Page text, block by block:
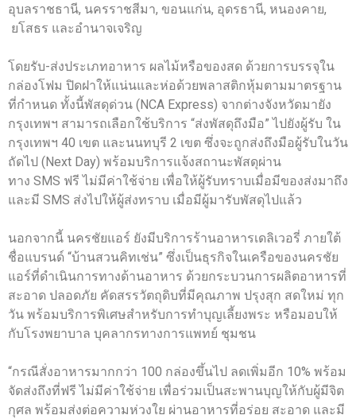
อุบลราชธานี, นครราชสีมา, ขอนแก่น, อุดรธานี, หนองคาย,
ยโสธร และอำนาจเจริญ
โดยรับ-ส่งประเภทอาหาร ผลไม้หรือของสด ด้วยการบรรจุใน
กล่องโฟม ปิดฝาให้แน่นและห่อด้วยพลาสติกหุ้มตามมาตรฐาน
ที่กำหนด ทั้งนี้พัสดุด่วน (NCA Express) จากต่างจังหวัดมายัง
กรุงเทพฯ สามารถเลือกใช้บริการ “ส่งพัสดุถึงมือ” ไปยังผู้รับ ใน
กรุงเทพฯ 40 เขต และนนทบุรี 2 เขต ซึ่งจะถูกส่งถึงมือผู้รับในวัน
ถัดไป (Next Day) พร้อมบริการแจ้งสถานะพัสดุผ่าน
ทาง SMS ฟรี ไม่มีค่าใช้จ่าย เพื่อให้ผู้รับทราบเมื่อมีของส่งมาถึง
และมี SMS ส่งไปให้ผู้ส่งทราบ เมื่อมีผู้มารับพัสดุไปแล้ว
นอกจากนี้ นครชัยแอร์ ยังมีบริการร้านอาหารเดลิเวอรี่ ภายใต้
ชื่อแบรนด์ “บ้านสวนคิทเช่น” ซึ่งเป็นธุรกิจในเครือของนครชัย
แอร์ที่ดำเนินการทางด้านอาหาร ด้วยกระบวนการผลิตอาหารที่
สะอาด ปลอดภัย คัดสรรวัตถุดิบที่มีคุณภาพ ปรุงสุก สดใหม่ ทุก
วัน พร้อมบริการพิเศษสำหรับการทำบุญเลี้ยงพระ หรือมอบให้
กับโรงพยาบาล บุคลากรทางการแพทย์ ชุมชน
“กรณีสั่งอาหารมากกว่า 100 กล่องขึ้นไป ลดเพิ่มอีก 10% พร้อม
จัดส่งถึงที่ฟรี ไม่มีค่าใช้จ่าย เพื่อร่วมเป็นสะพานบุญให้กับผู้มีจิต
กุศล พร้อมส่งต่อความห่วงใย ผ่านอาหารที่อร่อย สะอาด และมี